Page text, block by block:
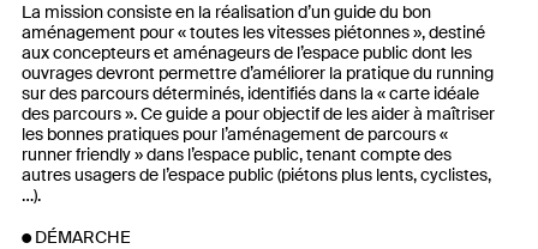
La mission consiste en la réalisation d’un guide du bon
aménagement pour « toutes les vitesses piétonnes », destiné
aux concepteurs et aménageurs de l’espace public dont les
ouvrages devront permettre d’améliorer la pratique du running
sur des parcours déterminés, identifiés dans la « carte idéale
des parcours ». Ce guide a pour objectif de les aider à maîtriser
les bonnes pratiques pour l’aménagement de parcours «
runner friendly » dans l’espace public, tenant compte des
autres usagers de l’espace public (piétons plus lents, cyclistes,
…).
DÉMARCHE